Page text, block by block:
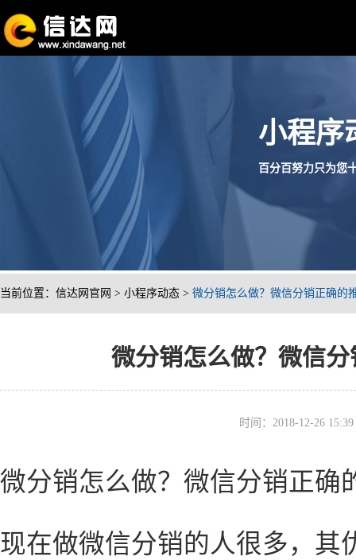
小程序
百分百努力只为您
当前位置： 信达网官网 > 小程序动态 > 微分销怎么做？微信分销正确的
微分销怎么做？微信
时间：2018-12-26
微分销怎么做？微信分销正确
现在做微信分销的人很多，其